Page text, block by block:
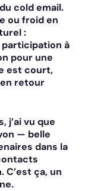
cold email.
ou froid en
:
à
pour une
est court,
retour
j’ai vu que
— belle
dans la
C’est ça, un